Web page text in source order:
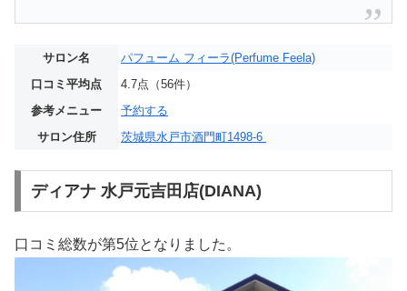
サロン名
パフューム フィーラ(Perfume Feela)
口コミ平均点
4.7点（56件）
参考メニュー
予約する
サロン住所
茨城県水戸市酒門町1498-6
ディアナ 水戸元吉田店(DIANA)
口コミ総数が第5位となりました。